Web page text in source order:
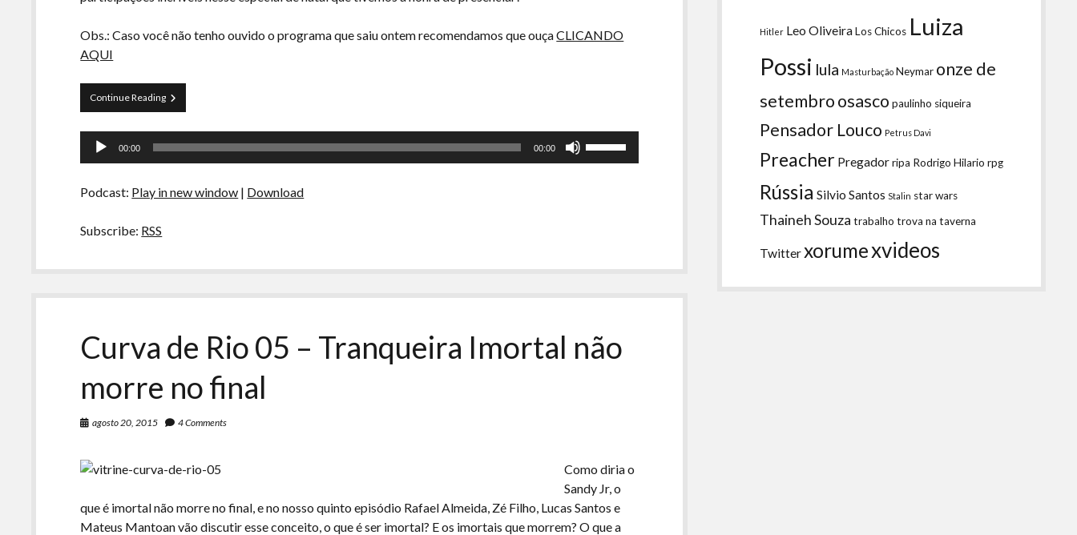
Obs.: Caso você não tenho ouvido o programa que saiu ontem recomendamos que ouçaCLICANDO
AQUI
Continue ReadingEspecial
de
Santa
Tocador
00:00 00:00
diminuir
Podcast: Play in new window | Download
Subscribe: RSS
Curva de Rio 05 – Tranqueira Imortal não
morre no final
agosto 20, 2015 4 Comments
Como diria o
Sandy Jr, o
que é imortal não morre no final, e no nosso quinto episódio Rafael Almeida, Zé Filho, Lucas Santos e
Mateus Mantoan vão discutir esse conceito, o que é ser imortal? E os imortais que morrem? O que a
Hitler Leo OliveiraLos Chicos Luiza
Possi lula Masturbação Neymar onze de
setembroosasco paulinho siqueira
Pensador Louco Petrus Davi
Preacher Pregadorripa Rodrigo Hilario rpg
Rússia Silvio Santos Stalin star wars
Thaineh Souza trabalho trova na taverna
Twitterxorumexvideos